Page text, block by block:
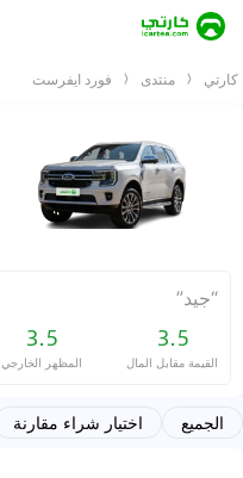
كارتي منتدى فورد ايفرست
“جيد”
3.5
القيمة مقابل المال
3.5
المظهر الخارجي
الجميع اختيار شراء مقارنة